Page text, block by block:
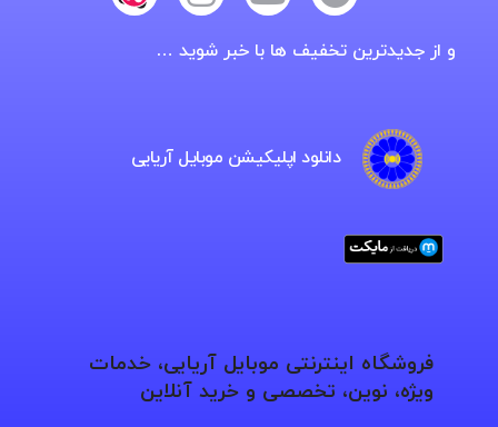
و از جدیدترین تخفیف ها با خبر شوید …
دانلود اپلیکیشن موبایل آریایی
فروشگاه اینترنتی موبایل آریایی، خدمات
ویژه، نوین، تخصصی و خرید آنلاین